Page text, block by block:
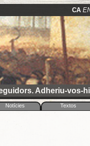
CA
Adheriu-vos-
Notícies Textos